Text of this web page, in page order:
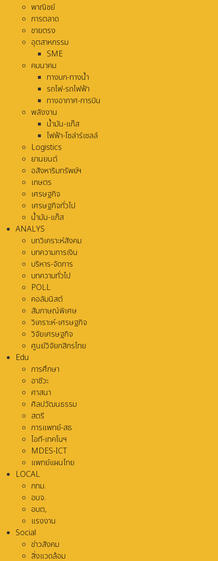
พาณิชย์
การตลาด
ขายตรง
อุตสาหกรรม
SME
คมนาคม
ทางบก-ทางน้ำ
รถไฟ-รถไฟฟ้า
ทางอากาศ-การบิน
พลังงาน
น้ำมัน-แก๊ส
ไฟฟ้า-โซล่าร์เซลล์
Logistics
ยานยนต์
อสังหาริมทรัพย์ฯ
เกษตร
เศรษฐกิจ
เศรษฐกิจทั่วไป
น้ำมัน-แก๊ส
ANALYS
บทวิเคราะห์สังคม
บทความการเงิน
บริหาร-จัดการ
บทความทั่วไป
POLL
คอลัมนิสต์
สัมภาษณ์พิเศษ
วิเคราะห์-เศรษฐกิจ
วิจัยเศรษฐกิจ
ศูนย์วิจัยกสิกรไทย
Edu
การศึกษา
อาชีวะ
ศาสนา
ศิลปวัฒนธรรม
สตรี
การแพทย์-สธ
ไอที-เทคโนฯ
MDES-ICT
แพทย์แผนไทย
LOCAL
กทม.
อบจ.
อบต,
แรงงาน
Social
ข่าวสังคม
สิ่งแวดล้อม